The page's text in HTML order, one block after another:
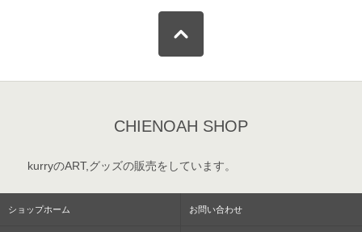
CHIENOAH SHOP
kurryのART,グッズの販売をしています。
ショップホーム お問い合わせ